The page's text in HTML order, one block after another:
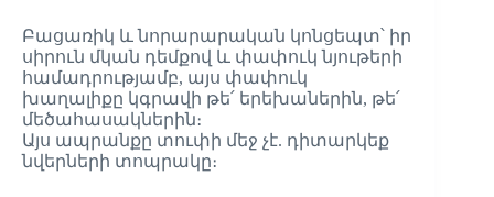
Բացառիկ և նորարարական կոնցեպտ՝ իր
սիրուն մկան դեմքով և փափուկ նյութերի
համադրությամբ, այս փափուկ
խաղալիքը կգրավի թե՛ երեխաներին, թե՛
մեծահասակներին։
Այս ապրանքը տուփի մեջ չէ. դիտարկեք
նվերների տոպրակը։